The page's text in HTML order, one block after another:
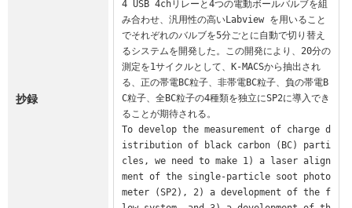
抄録
4 USB 4chリレーと4つの電動ボールバルブを組
み合わせ、汎用性の高いLabview を用いること
でそれぞれのバルブを5分ごとに自動で切り替え
るシステムを開発した。この開発により、20分の
測定を1サイクルとして、K-MACSから抽出され
る、正の帯電BC粒子、非帯電BC粒子、負の帯電B
C粒子、全BC粒子の4種類を独立にSP2に導入でき
ることが期待される。
To develop the measurement of charge d
istribution of black carbon (BC) parti
cles, we need to make 1) a laser align
ment of the single-particle soot photo
meter (SP2), 2) a development of the f